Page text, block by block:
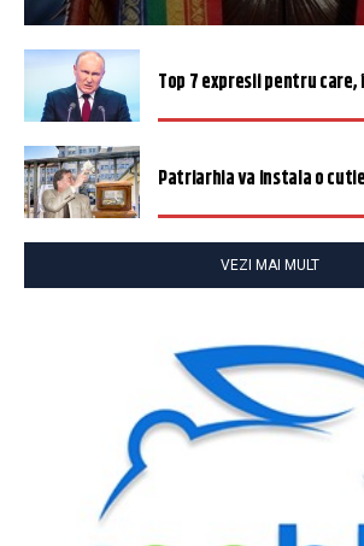
Top 7 expresii pentru care,
Patriarhia va instala o
VEZI MAI MULT